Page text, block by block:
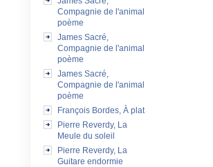
Compagnie de l'animal
poème
James Sacré,
Compagnie de l'animal
poème
James Sacré,
Compagnie de l'animal
poème
François Bordes, À plat
Pierre Reverdy, La
Meule du soleil
Pierre Reverdy, La
Guitare endormie